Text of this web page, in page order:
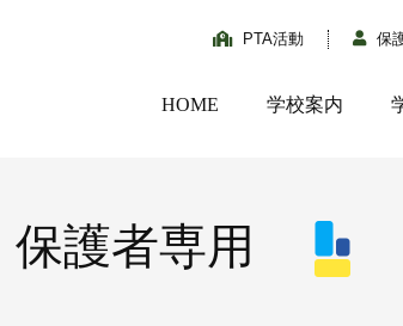
PTA活動 保
HOME 学校案内
保護者専用